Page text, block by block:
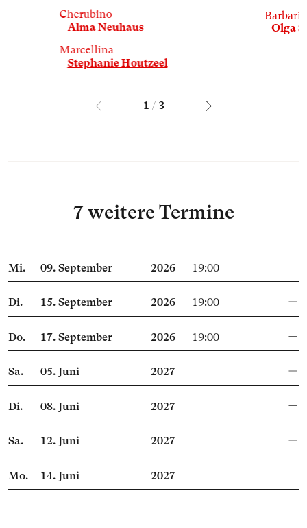
Cherubino
Alma Neuhaus
Marcellina
Stephanie Houtzeel
Olga
1 / 3
7 weitere Termine
Mi. 09.September 2026 19:00
Di. 15.September 2026 19:00
Do. 17.September 2026 19:00
Sa. 05.Juni 2027
Di. 08.Juni 2027
Sa. 12.Juni 2027
Mo. 14.Juni 2027